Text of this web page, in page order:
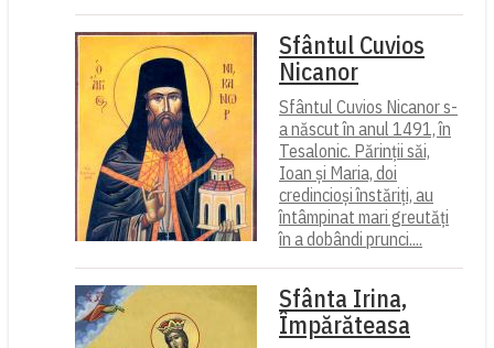
Sfântul Cuvios
Nicanor
Sfântul Cuvios Nicanor s-
a născut în anul 1491, în
Tesalonic. Părinții săi,
Ioan și Maria, doi
credincioși înstăriți, au
întâmpinat mari greutăți
în a dobândi prunci....
Sfânta Irina,
Împărăteasa